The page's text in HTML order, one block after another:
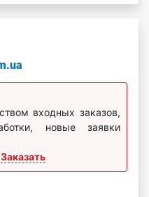
входных заказов,
новые заявки
Заказать